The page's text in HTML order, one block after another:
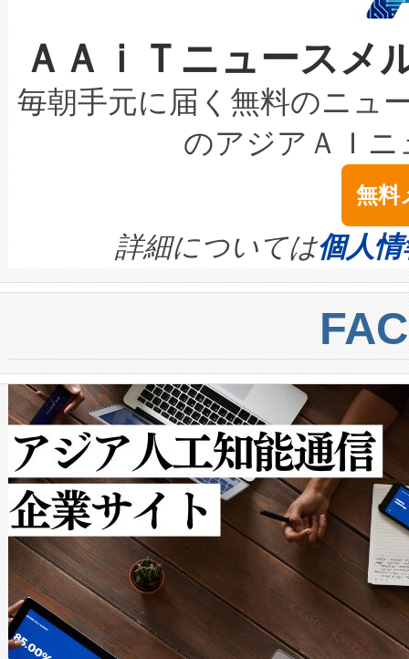
取得できる可能性もあります
設には、3億～4億ドルかか
最高経営責任者（CEO）であ
す。「当社のfully-connected
ームを利用すれば、6,000万
きます。この効率性は、フェ
限を超えて利用可能な電力容
持できるよう貢献します。こ
ービスレベル契約（SLA）違
テリー性能の劣化によるダウ
念は、現在データセンターが
ます。 Voltaiq provides a
quality and reliability for AI
BESS stack to ensure battery
centers. Voltaiqは、ai&のAI
からシステム統合、試運転、
クルの各段階のデータを監視
[…]
なレーザースポットにより、
な環境下でも豊かなディテー
キロメートル範囲を検出
LiDAR for Inspections,
は1535 nmレーザーを搭載。
イズの小径化を実現すること
す。ノーマルモードでは、
ートル先まで検出でき、これ
トに対して約600メートルに
では、反射率10％のターゲッ
で向上し、最大検知距離は
ットだけで最大1キロメート
ルの変電所周囲を監視でき、
作業と点群処理を簡素化でき
Avia 2は、2種類のFOVオプシ
× 80°のノーマルモード、長
ードを切り替えて使用するこ
ＡＡｉＴニュース
毎朝手元に届く無料のニュ
のアジアＡＩ
無料
詳細については個人